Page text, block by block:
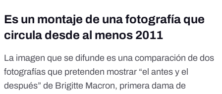
Es un montaje de una fotografía que
circula desde al menos 2011
La imagen que se difunde es una comparación de dos
fotografías que pretenden mostrar “el antes y el
después” de Brigitte Macron, primera dama de